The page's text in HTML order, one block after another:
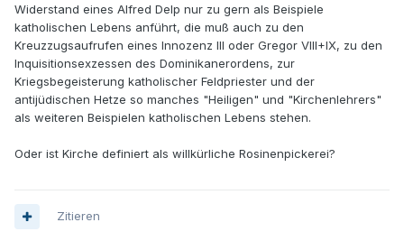
Widerstand eines Alfred Delp nur zu gern als Beispiele
katholischen Lebens anführt, die muß auch zu den
Kreuzzugsaufrufen eines Innozenz III oder Gregor VIII+IX, zu den
Inquisitionsexzessen des Dominikanerordens, zur
Kriegsbegeisterung katholischer Feldpriester und der
antijüdischen Hetze so manches "Heiligen" und "Kirchenlehrers"
als weiteren Beispielen katholischen Lebens stehen.
Oder ist Kirche definiert als willkürliche Rosinenpickerei?
Zitieren